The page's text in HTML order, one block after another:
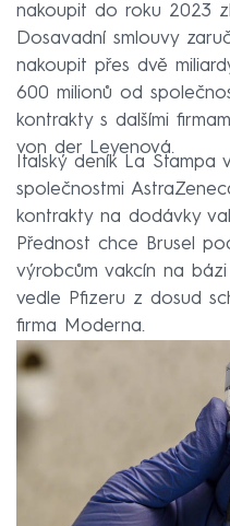
nakoupit do roku 2023
Dosavadní smlouvy
nakoupit přes dvě
600 milionů od
kontrakty s dalšími
von der Leyenová.
Italský deník La Stampa
společnostmi
kontrakty na dodávky
Přednost chce Brusel
výrobcům vakcín na
vedle Pfizeru z dosud
firma Moderna.